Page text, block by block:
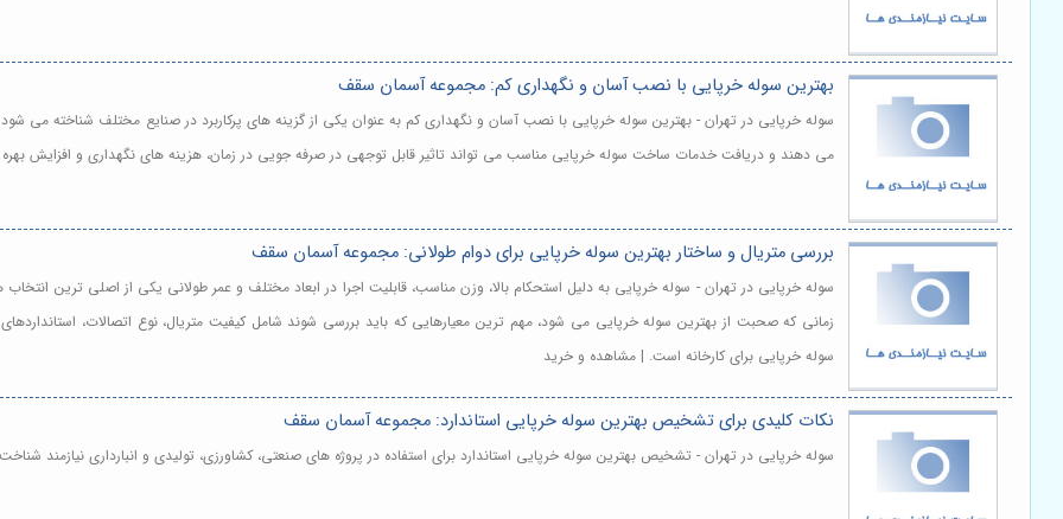
بهترین سوله خرپایی با نصب آسان و نگهداری کم: مجموعه آسمان سقف
سوله خرپایی در تهران - بهترین سوله خرپایی با نصب آسان و نگهداری کم به عنوان یکی از گزینه های پرکاربرد در صنایع مختلف شناخته می
می دهند و دریافت خدمات ساخت سوله خرپایی مناسب می تواند تاثیر قابل توجهی در صرفه جویی در زمان، هزینه های نگهداری و افزایش
بررسی متریال و ساختار بهترین سوله خرپایی برای دوام طولانی: مجموعه آسمان سقف
سوله خرپایی در تهران - سوله خرپایی به دلیل استحکام بالا، وزن مناسب، قابلیت اجرا در ابعاد مختلف و عمر طولانی یکی از اصلی ترین
زمانی که صحبت از بهترین سوله خرپایی می شود، مهم ترین معیارهایی که باید بررسی شوند شامل کیفیت متریال، نوع اتصالات،
سوله خرپایی برای کارخانه است. | مشاهده و خرید
نکات کلیدی برای تشخیص بهترین سوله خرپایی استاندارد: مجموعه آسمان سقف
سوله خرپایی در تهران - تشخیص بهترین سوله خرپایی استاندارد برای استفاده در پروژه های صنعتی، کشاورزی، تولیدی و انبارداری نیازمند